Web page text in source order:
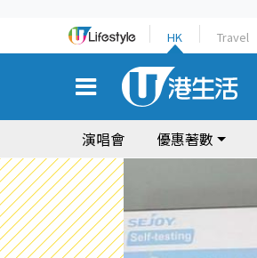
HK Travel
演唱會 優惠著數